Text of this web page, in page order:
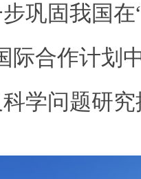
巩固我国
际合作计划
学问题研